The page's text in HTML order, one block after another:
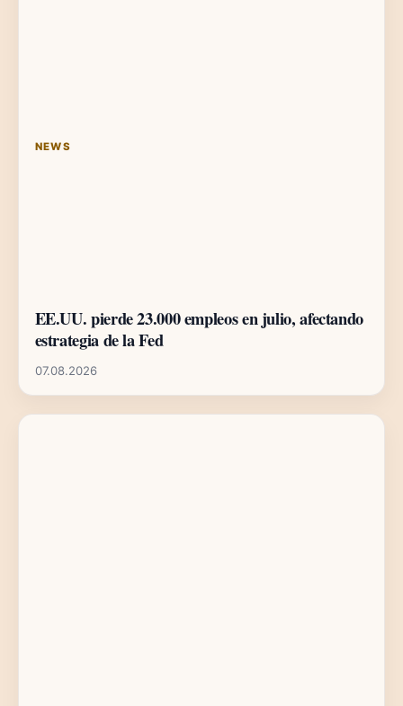
NEWS
EE.UU. pierde 23.000 empleos en julio, afectando
estrategia de la Fed
07.08.2026